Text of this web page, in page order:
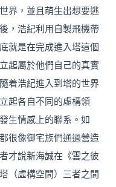
界，並且萌生出想要逃
，浩紀利用自製飛機帶
就是在完成進入塔這個
起屬於他們自己的真實
着浩紀進入到塔的世界
起各自不同的虛構領
生情感上的聯系。如
很像御宅族們通過營造
才說新海誠在《雲之彼
（虛構空間）三者之間